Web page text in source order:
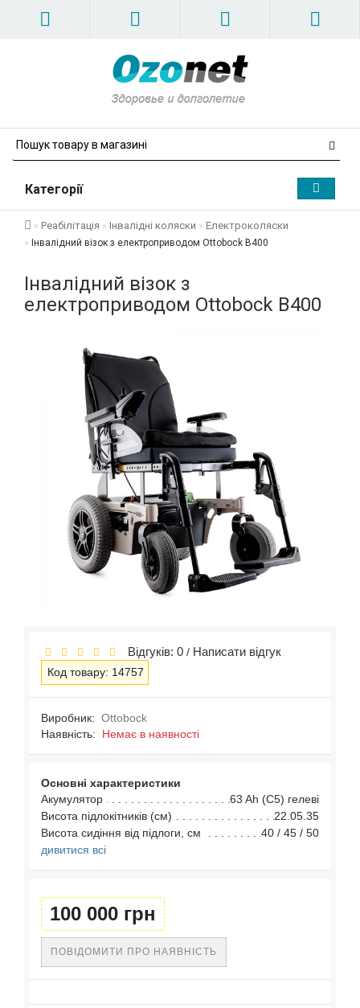
Категорії
Реабілітація Інвалідні коляски Електроколяски
Інвалідний візок з електроприводом Ottobock B400
Інвалідний візок з
електроприводом Ottobock B400
Відгуків: 0 / Написати відгук
Код товару: 14757
Виробник: Ottobock
Наявність: Немає в наявності
Основні характеристики
Акумулятор
63 Ah (C5) гелеві
Висота підлокітників (см)
22.05.35
Висота сидіння від підлоги, см
40 / 45 / 50
дивитися всі
100 000 грн
ПОВІДОМИТИ ПРО НАЯВНІСТЬ